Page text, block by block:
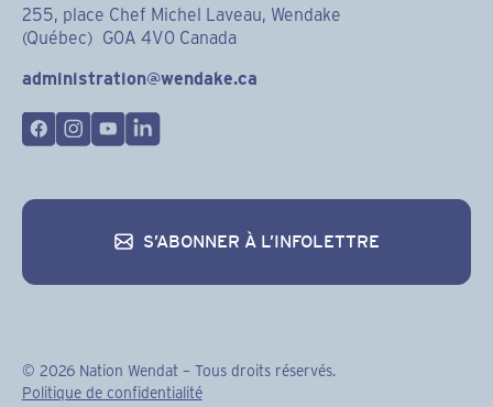
255, place Chef Michel Laveau, Wendake
(Québec) G0A 4V0 Canada
administration@wendake.ca
S’ABONNER À L’INFOLETTRE
S’abonner à l’infolettre
© 2026Nation Wendat – Tous droits réservés.
Politique de confidentialité